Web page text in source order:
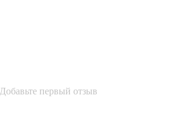
Добавьте первый отзыв